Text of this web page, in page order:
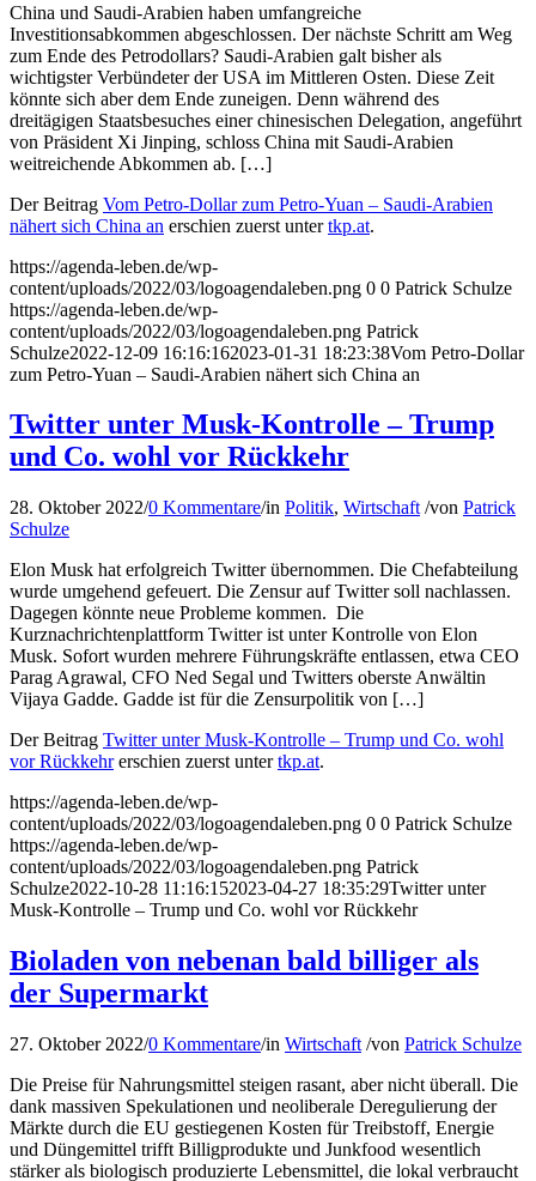
China und Saudi-Arabien haben umfangreiche
Investitionsabkommen abgeschlossen. Der nächste Schritt am Weg
zum Ende des Petrodollars? Saudi-Arabien galt bisher als
wichtigster Verbündeter der USA im Mittleren Osten. Diese Zeit
könnte sich aber dem Ende zuneigen. Denn während des
dreitägigen Staatsbesuches einer chinesischen Delegation, angeführt
von Präsident Xi Jinping, schloss China mit Saudi-Arabien
weitreichende Abkommen ab. […]
Der Beitrag Vom Petro-Dollar zum Petro-Yuan – Saudi-Arabien
nähert sich China an erschien zuerst untertkp.at.
https://agenda-leben.de/wp-
content/uploads/2022/03/logoagendaleben.png 0 0 Patrick Schulze
https://agenda-leben.de/wp-
content/uploads/2022/03/logoagendaleben.png Patrick
Schulze2022-12-09 16:16:162023-01-31 18:23:38Vom Petro-Dollar
zum Petro-Yuan – Saudi-Arabien nähert sich China an
Twitter unter Musk-Kontrolle – Trump
und Co. wohl vor Rückkehr
28. Oktober 2022/0 Kommentare/in Politik, Wirtschaft /von Patrick
Schulze
Elon Musk hat erfolgreich Twitter übernommen. Die Chefabteilung
wurde umgehend gefeuert. Die Zensur auf Twitter soll nachlassen.
Dagegen könnte neue Probleme kommen. Die
Kurznachrichtenplattform Twitter ist unter Kontrolle von Elon
Musk. Sofort wurden mehrere Führungskräfte entlassen, etwa CEO
Parag Agrawal, CFO Ned Segal und Twitters oberste Anwältin
Vijaya Gadde. Gadde ist für die Zensurpolitik von […]
Der Beitrag Twitter unter Musk-Kontrolle – Trump und Co. wohl
vor Rückkehrerschien zuerst untertkp.at.
https://agenda-leben.de/wp-
content/uploads/2022/03/logoagendaleben.png 0 0 Patrick Schulze
https://agenda-leben.de/wp-
content/uploads/2022/03/logoagendaleben.png Patrick
Schulze2022-10-28 11:16:152023-04-27 18:35:29Twitter unter
Musk-Kontrolle – Trump und Co. wohl vor Rückkehr
Bioladen von nebenan bald billiger als
der Supermarkt
27. Oktober 2022/0 Kommentare/in Wirtschaft /von Patrick Schulze
Die Preise für Nahrungsmittel steigen rasant, aber nicht überall. Die
dank massiven Spekulationen und neoliberale Deregulierung der
Märkte durch die EU gestiegenen Kosten für Treibstoff, Energie
und Düngemittel trifft Billigprodukte und Junkfood wesentlich
stärker als biologisch produzierte Lebensmittel, die lokal verbraucht